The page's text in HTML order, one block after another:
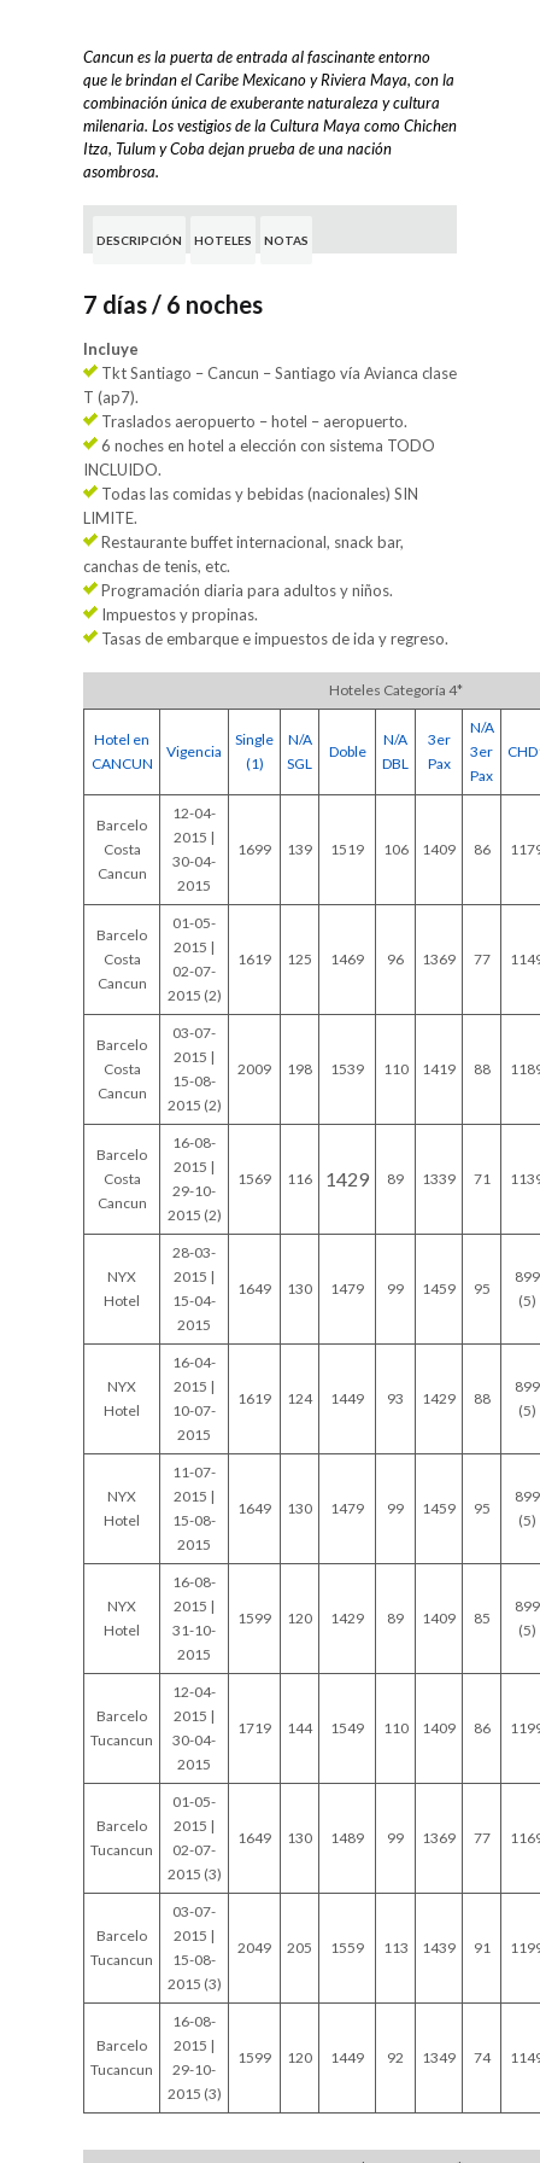
Cancun es la puerta de entrada al fascinante entorno
que le brindan el Caribe Mexicano y Riviera Maya, con la
combinación única de exuberante naturaleza y cultura
milenaria. Los vestigios de la Cultura Maya como Chichen
Itza, Tulum y Coba dejan prueba de una nación
asombrosa.
DESCRIPCIÓN HOTELES NOTAS
7 días / 6 noches
Incluye
Tkt Santiago – Cancun – Santiago vía Avianca clase
T (ap7).
Traslados aeropuerto – hotel – aeropuerto.
6 noches en hotel a elección con sistema TODO
INCLUIDO.
Todas las comidas y bebidas (nacionales) SIN
LIMITE.
Restaurante buffet internacional, snack bar,
canchas de tenis, etc.
Programación diaria para adultos y niños.
Impuestos y propinas.
Tasas de embarque e impuestos de ida y regreso.
Hoteles Categoría 4*
Hotel en
CANCUN
Vigencia
Single
(1)
N/A
SGL
Doble
N/A
DBL
3er
Pax
N/A
3er
Pax
Barcelo
Costa
Cancun
12-04-
2015 |
30-04-
2015
1699 139 1519 106 1409 86
Barcelo
Costa
Cancun
01-05-
2015 |
02-07-
2015 (2)
1619 125 1469 96 1369 77
Barcelo
Costa
Cancun
03-07-
2015 |
15-08-
2015 (2)
2009 198 1539 110 1419 88
Barcelo
Costa
Cancun
16-08-
2015 |
29-10-
2015 (2)
1569 116 1429 89 1339 71
NYX
Hotel
28-03-
2015 |
15-04-
2015
1649 130 1479 99 1459 95
899
(5)
NYX
Hotel
16-04-
2015 |
10-07-
2015
1619 124 1449 93 1429 88
899
(5)
NYX
Hotel
11-07-
2015 |
15-08-
2015
1649 130 1479 99 1459 95
899
(5)
NYX
Hotel
16-08-
2015 |
31-10-
2015
1599 120 1429 89 1409 85
899
(5)
Barcelo
Tucancun
12-04-
2015 |
30-04-
2015
1719 144 1549 110 1409 86
Barcelo
Tucancun
01-05-
2015 |
02-07-
2015 (3)
1649 130 1489 99 1369 77
Barcelo
Tucancun
03-07-
2015 |
15-08-
2015 (3)
2049 205 1559 113 1439 91
Barcelo
Tucancun
16-08-
2015 |
29-10-
2015 (3)
1599 120 1449 92 1349 74